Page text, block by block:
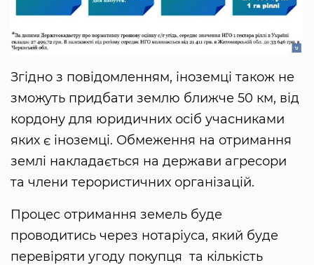
Згідно з повідомленням, іноземці також не
зможуть придбати землю ближче 50 км, від
кордону для юридичних осіб учасниками
яких є іноземці. Обмеження на отримання
землі накладається на держави агресори
та члени терористичних організацій.
Процес отримання земель буде
проводитись через нотаріуса, який буде
перевіряти угоду покупця та кількість